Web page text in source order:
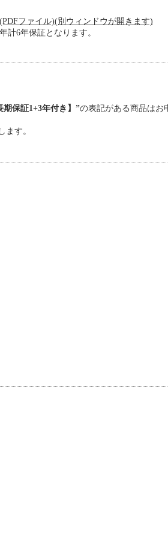
ファイル)(別ウィンドウが開きます)
計6年保証となります。
保証1+3年付き】”の表記がある商品はお
す。